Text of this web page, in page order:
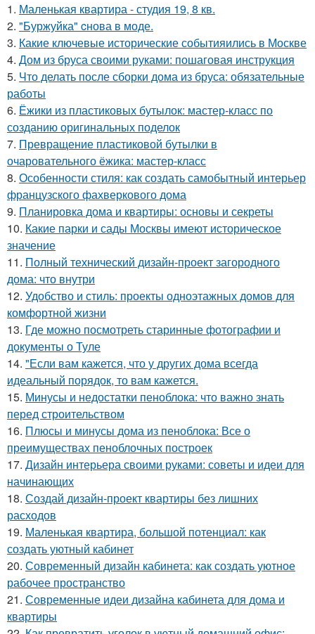
1. Маленькая квартира - студия 19, 8 кв.
2. "Буржуйка" cнова в моде.
3. Какие ключевые исторические событияились в Москве
4. Дом из бруса своими руками: пошаговая инструкция
5. Что делать после сборки дома из бруса: обязательные
работы
6. Ёжики из пластиковых бутылок: мастер-класс по
созданию оригинальных поделок
7. Превращение пластиковой бутылки в
очаровательного ёжика: мастер-класс
8. Особенности стиля: как создать самобытный интерьер
французского фахверкового дома
9. Планировка дома и квартиры: основы и секреты
10. Какие парки и сады Москвы имеют историческое
значение
11. Полный технический дизайн-проект загородного
дома: что внутри
12. Удобство и стиль: проекты одноэтажных домов для
комфортной жизни
13. Где можно посмотреть старинные фотографии и
документы о Туле
14. "Если вам кажется, что у других дома всегда
идеальный порядок, то вам кажется.
15. Минусы и недостатки пеноблока: что важно знать
перед строительством
16. Плюсы и минусы дома из пеноблока: Все о
преимуществах пеноблочных построек
17. Дизайн интерьера своими руками: советы и идеи для
начинающих
18. Создай дизайн-проект квартиры без лишних
расходов
19. Маленькая квартира, большой потенциал: как
создать уютный кабинет
20. Современный дизайн кабинета: как создать уютное
рабочее пространство
21. Современные идеи дизайна кабинета для дома и
квартиры